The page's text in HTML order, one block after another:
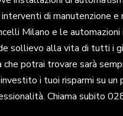
di manutenzione e
Milano e le automazioni
sollievo alla vita di tutti i
che potrai trovare sarà
i tuoi risparmi su
Chiama subito